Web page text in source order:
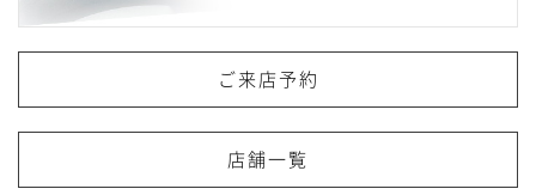
ご来店予約
店舗一覧